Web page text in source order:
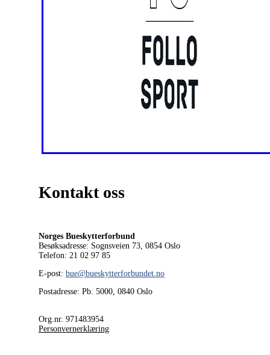
Kontakt oss
Norges Bueskytterforbund
Besøksadresse: Sognsveien 73, 0854 Oslo
Telefon: 21 02 97 85
E-post: bue@bueskytterforbundet.no
Postadresse: Pb. 5000, 0840 Oslo
Org.nr. 971483954
Personvernerklæring